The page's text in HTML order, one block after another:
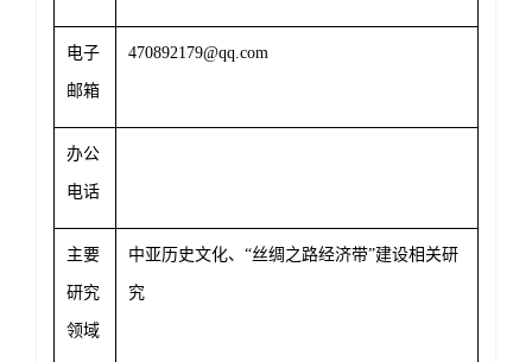
电子
邮箱
470892179@qq.com
办公
电话
主要
研究
领域
中亚历史文化、“丝绸之路经济带”建设相关研
究